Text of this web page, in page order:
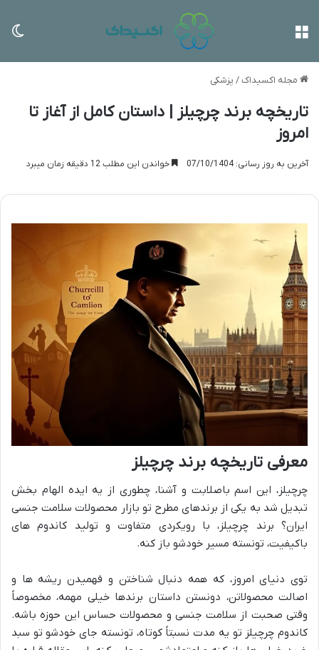
مجله اکسیداک/ پزشکی
تاریخچه برند چرچیلز | داستان کامل از آغاز تا
امروز
آخرین به روز رسانی: 07/10/1404 خواندن این مطلب 12 دقیقه زمان میبرد
معرفی تاریخچه برند چرچیلز
چرچیلز، این اسم باصلابت و آشنا، چطوری از یه ایده الهام بخش
تبدیل شد به یکی از برندهای مطرح تو بازار محصولات سلامت جنسی
ایران؟ برند چرچیلز، با رویکردی متفاوت و تولید کاندوم های
باکیفیت، تونسته مسیر خودشو باز کنه.
توی دنیای امروز، که همه دنبال شناختن و فهمیدن ریشه ها و
اصالت محصولاتن، دونستن داستان برندها خیلی مهمه، مخصوصاً
وقتی صحبت از سلامت جنسی و محصولات حساس این حوزه باشه.
کاندوم چرچیلز تو یه مدت نسبتاً کوتاه، تونسته جای خودشو تو سبد